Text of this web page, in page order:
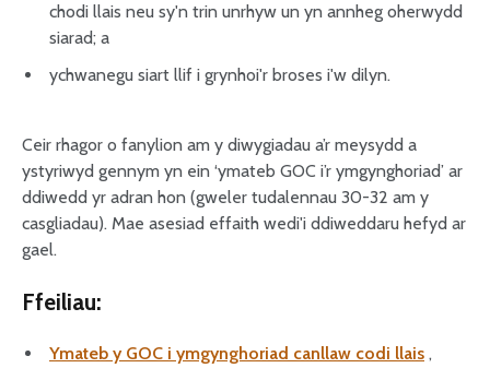
chodi llais neu sy'n trin unrhyw un yn annheg oherwydd
siarad; a
ychwanegu siart llif i grynhoi'r broses i'w dilyn.
Ceir rhagor o fanylion am y diwygiadau a’r meysydd a
ystyriwyd gennym yn ein ‘ymateb GOC i’r ymgynghoriad’ ar
ddiwedd yr adran hon (gweler tudalennau 30-32 am y
casgliadau). Mae asesiad effaith wedi'i ddiweddaru hefyd ar
gael.
Ffeiliau:
Ymateb y GOC i ymgynghoriad canllaw codi llais ,